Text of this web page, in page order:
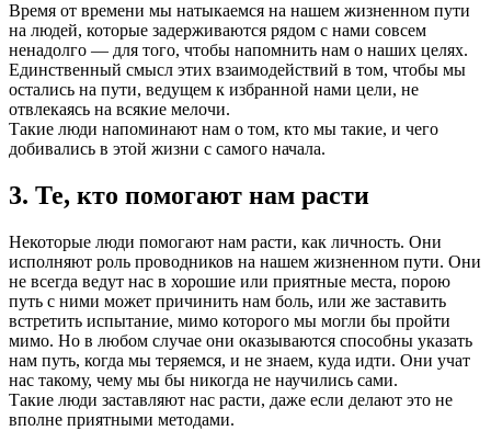
Время от времени мы натыкаемся на нашем жизненном пути
на людей, которые задерживаются рядом с нами совсем
ненадолго — для того, чтобы напомнить нам о наших целях.
Единственный смысл этих взаимодействий в том, чтобы мы
остались на пути, ведущем к избранной нами цели, не
отвлекаясь на всякие мелочи.
Такие люди напоминают нам о том, кто мы такие, и чего
добивались в этой жизни с самого начала.
3. Те, кто помогают нам расти
Некоторые люди помогают нам расти, как личность. Они
исполняют роль проводников на нашем жизненном пути. Они
не всегда ведут нас в хорошие или приятные места, порою
путь с ними может причинить нам боль, или же заставить
встретить испытание, мимо которого мы могли бы пройти
мимо. Но в любом случае они оказываются способны указать
нам путь, когда мы теряемся, и не знаем, куда идти. Они учат
нас такому, чему мы бы никогда не научились сами.
Такие люди заставляют нас расти, даже если делают это не
вполне приятными методами.